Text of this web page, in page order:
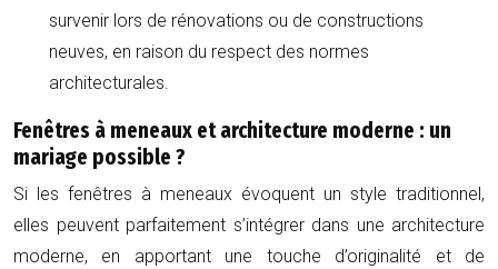
survenir lors de rénovations ou de constructions
neuves, en raison du respect des normes
architecturales.
Fenêtres à meneaux et architecture moderne : un
mariage possible ?
Si les fenêtres à meneaux évoquent un style traditionnel,
elles peuvent parfaitement s’intégrer dans une architecture
moderne, en apportant une touche d’originalité et de